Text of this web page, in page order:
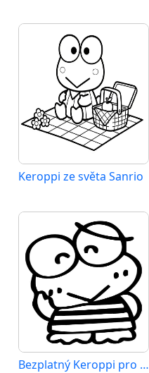
Keroppi ze světa Sanrio
Bezplatný Keroppi pro děti